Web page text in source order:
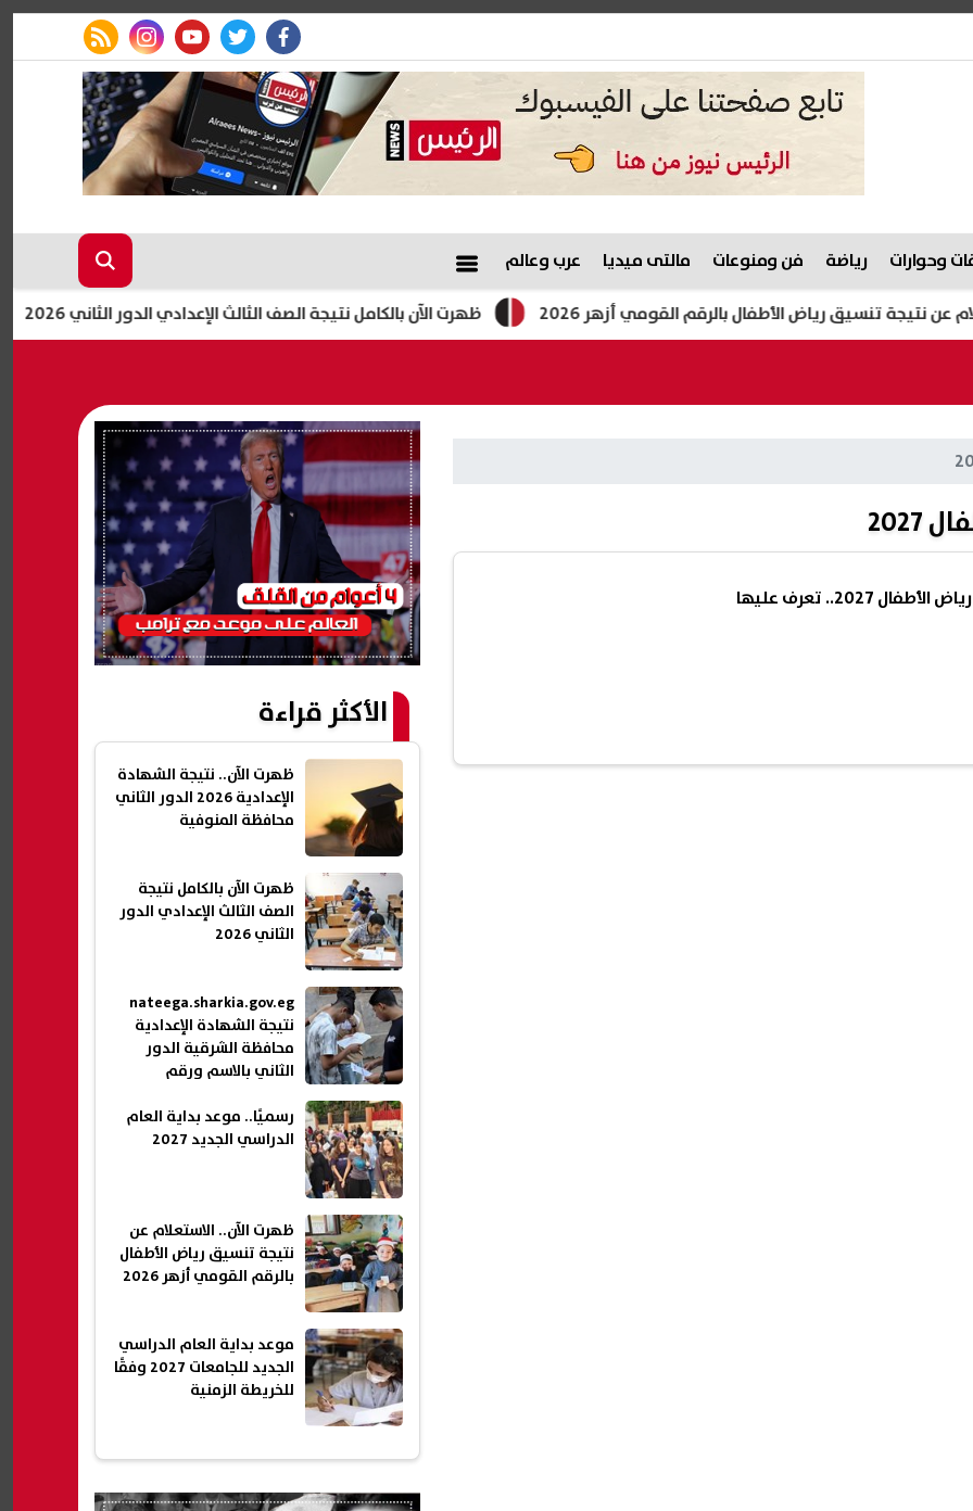
facebook
twitter
youtube
instagram
rss feed
وحوارات رياضة فن ومنوعات مالتى ميديا عرب وعالم
ظهرت الآن بالكامل نتيجة الصف الثالث الإعدادي الدور الثاني 2026 تنسيق رياض الأطفال بالرقم القومي أزهر 2026
2027.. تعرف عليها
الأكثر قراءة
ظهرت الآن.. نتيجة الشهادة
الإعدادية 2026 الدور الثاني
محافظة المنوفية
ظهرت الآن بالكامل نتيجة
الصف الثالث الإعدادي الدور
الثاني 2026
nateega.sharkia.gov.eg
نتيجة الشهادة الإعدادية
محافظة الشرقية الدور
الثاني بالاسم ورقم
رسميًا.. موعد بداية العام
الدراسي الجديد 2027
ظهرت الآن.. الاستعلام عن
نتيجة تنسيق رياض الأطفال
بالرقم القومي أزهر 2026
موعد بداية العام الدراسي
الجديد للجامعات 2027 وفقًا
للخريطة الزمنية